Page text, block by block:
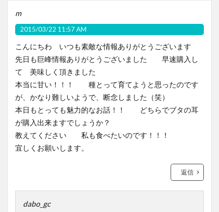
m
2015/03/22 11:57 AM
こんにちわ いつも素敵な情報ありがとうございます
先日も巨峰情報ありがとうございました 早速購入し
て 美味しく頂きました
本当に甘い！！！ 種とって育てようと思ったのです
が、かなり難しいようで、断念しました（笑）
本日もとっても魅力的なお話！！ どちらでブタの耳
が購入出来ますでしょうか？
教えてください 私も食べたいのです！！！
宜しくお願いします。
返信
dabo_gc